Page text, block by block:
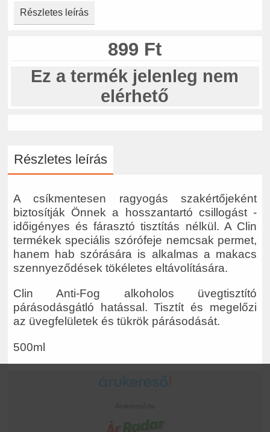
Részletes leírás
899 Ft
Ez a termék jelenleg nem
elérhető
Részletes leírás
A csíkmentesen ragyogás szakértőjeként
biztosítják Önnek a hosszantartó csillogást -
időigényes és fárasztó tisztítás nélkül. A Clin
termékek speciális szórófeje nemcsak permet,
hanem hab szórására is alkalmas a makacs
szennyeződések tökéletes eltávolítására.
Clin Anti-Fog alkoholos üvegtisztító
párásodásgátló hatással. Tisztít és megelőzi
az üvegfelületek és tükrök párásodását.
500ml